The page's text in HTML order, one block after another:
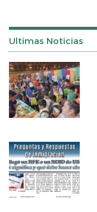
Ultimas Noticias